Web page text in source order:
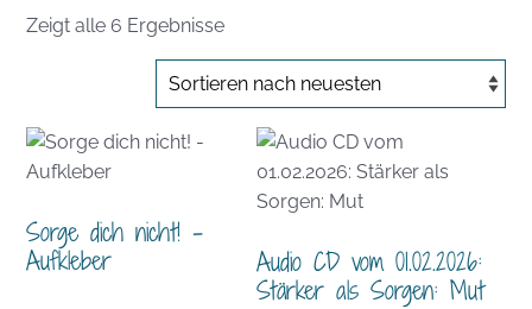
Zeigt alle 6 ErgebnisseNach
Aktualität
sortiert
Sorge dich nicht! –
Aufkleber
Audio CD vom 01.02.2026:
Stärker als Sorgen: Mut